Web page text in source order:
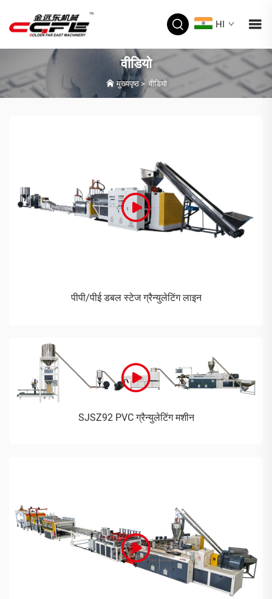
HI
वीडियो
मुख्यपृष्ठ>वीडियो
पीपी/पीई डबल स्टेज ग्रैन्युलेटिंग लाइन
SJSZ92 PVC ग्रैन्युलेटिंग मशीन